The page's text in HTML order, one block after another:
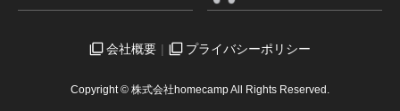
会社概要 プライバシーポリシー
Copyright © 株式会社homecamp All Rights Reserved.